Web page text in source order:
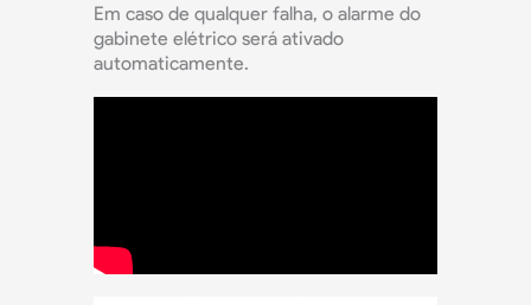
Em caso de qualquer falha, o alarme do
gabinete elétrico será ativado
automaticamente.